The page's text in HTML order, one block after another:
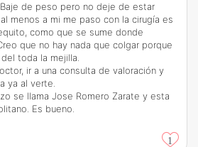
de peso pero no deje de estar
menos a mi me paso con la cirugía es
como que se sume donde
que no hay nada que colgar porque
toda la mejilla.
ir a una consulta de valoración y
ya al verte.
se llama Jose Romero Zarate y esta
Es bueno.
1